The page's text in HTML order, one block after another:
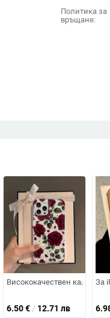
Политика за
връщане:
за карти с MagSafe —
Висококачествен калъф за
6.50€ / 12.71 лв
За